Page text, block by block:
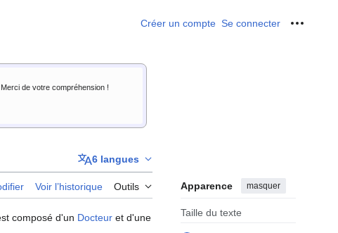
Créer un compte Se connecter Outils
de votre compréhension !
6 langues
Voir l’historique Outils Apparence masquer
Taille du texte
composé d'un Docteur et d'une